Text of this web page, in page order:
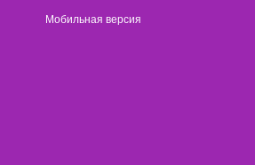
Мобильная версия